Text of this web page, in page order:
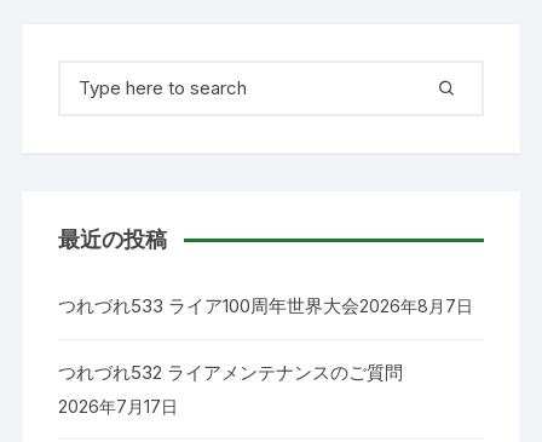
最近の投稿
つれづれ533 ライア100周年世界大会2026年8月7日
つれづれ532 ライアメンテナンスのご質問
2026年7月17日